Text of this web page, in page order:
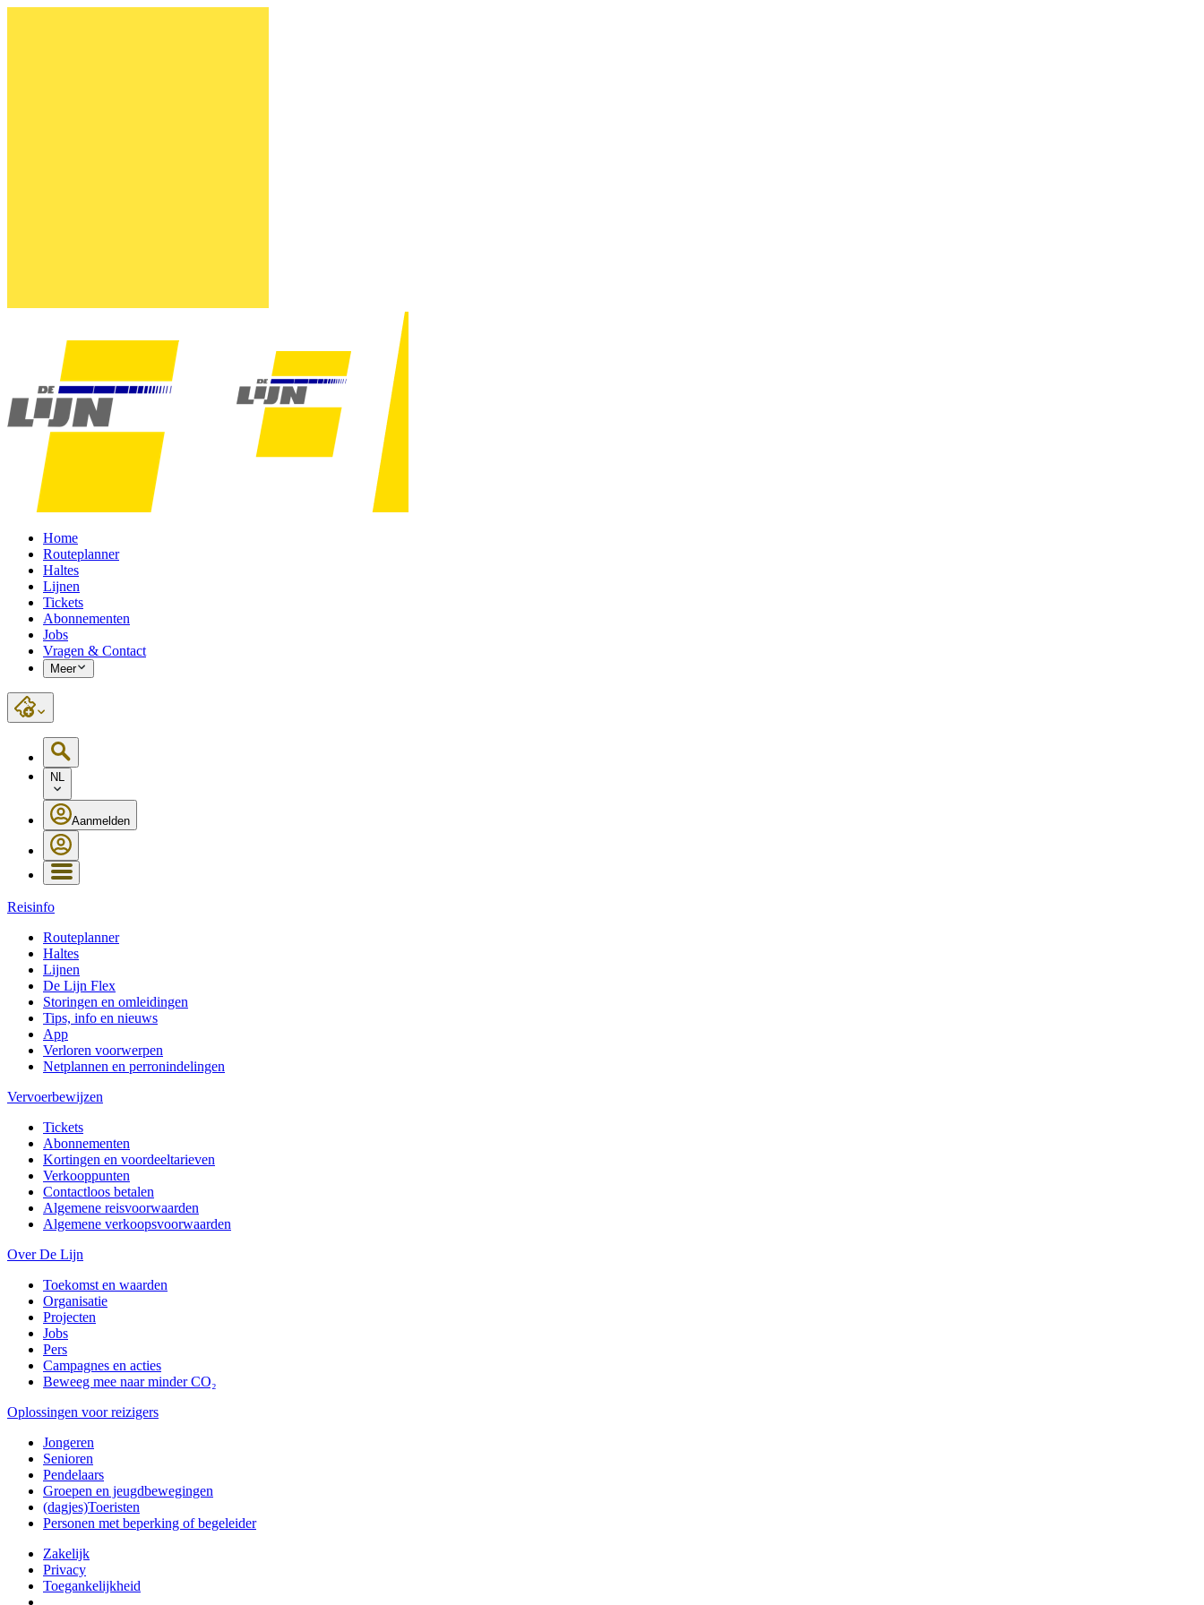
Home
Routeplanner
Haltes
Lijnen
Tickets
Abonnementen
Jobs
Vragen & Contact
Meer
NL
Aanmelden
Reisinfo
Routeplanner
Haltes
Lijnen
De Lijn Flex
Storingen en omleidingen
Tips, info en nieuws
App
Verloren voorwerpen
Netplannen en perronindelingen
Vervoerbewijzen
Tickets
Abonnementen
Kortingen en voordeeltarieven
Verkooppunten
Contactloos betalen
Algemene reisvoorwaarden
Algemene verkoopsvoorwaarden
Over De Lijn
Toekomst en waarden
Organisatie
Projecten
Jobs
Pers
Campagnes en acties
Beweeg mee naar minder CO₂
Oplossingen voor reizigers
Jongeren
Senioren
Pendelaars
Groepen en jeugdbewegingen
(dagjes)Toeristen
Personen met beperking of begeleider
Zakelijk
Privacy
Toegankelijkheid